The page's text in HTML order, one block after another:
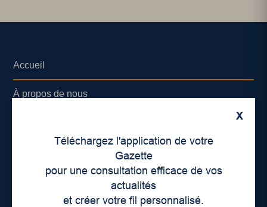
X
Téléchargez l'application de votre
Gazette
pour une consultation efficace de vos
actualités
et créer votre fil personnalisé.
Accueil
À propos de nous
Lieux de distribution